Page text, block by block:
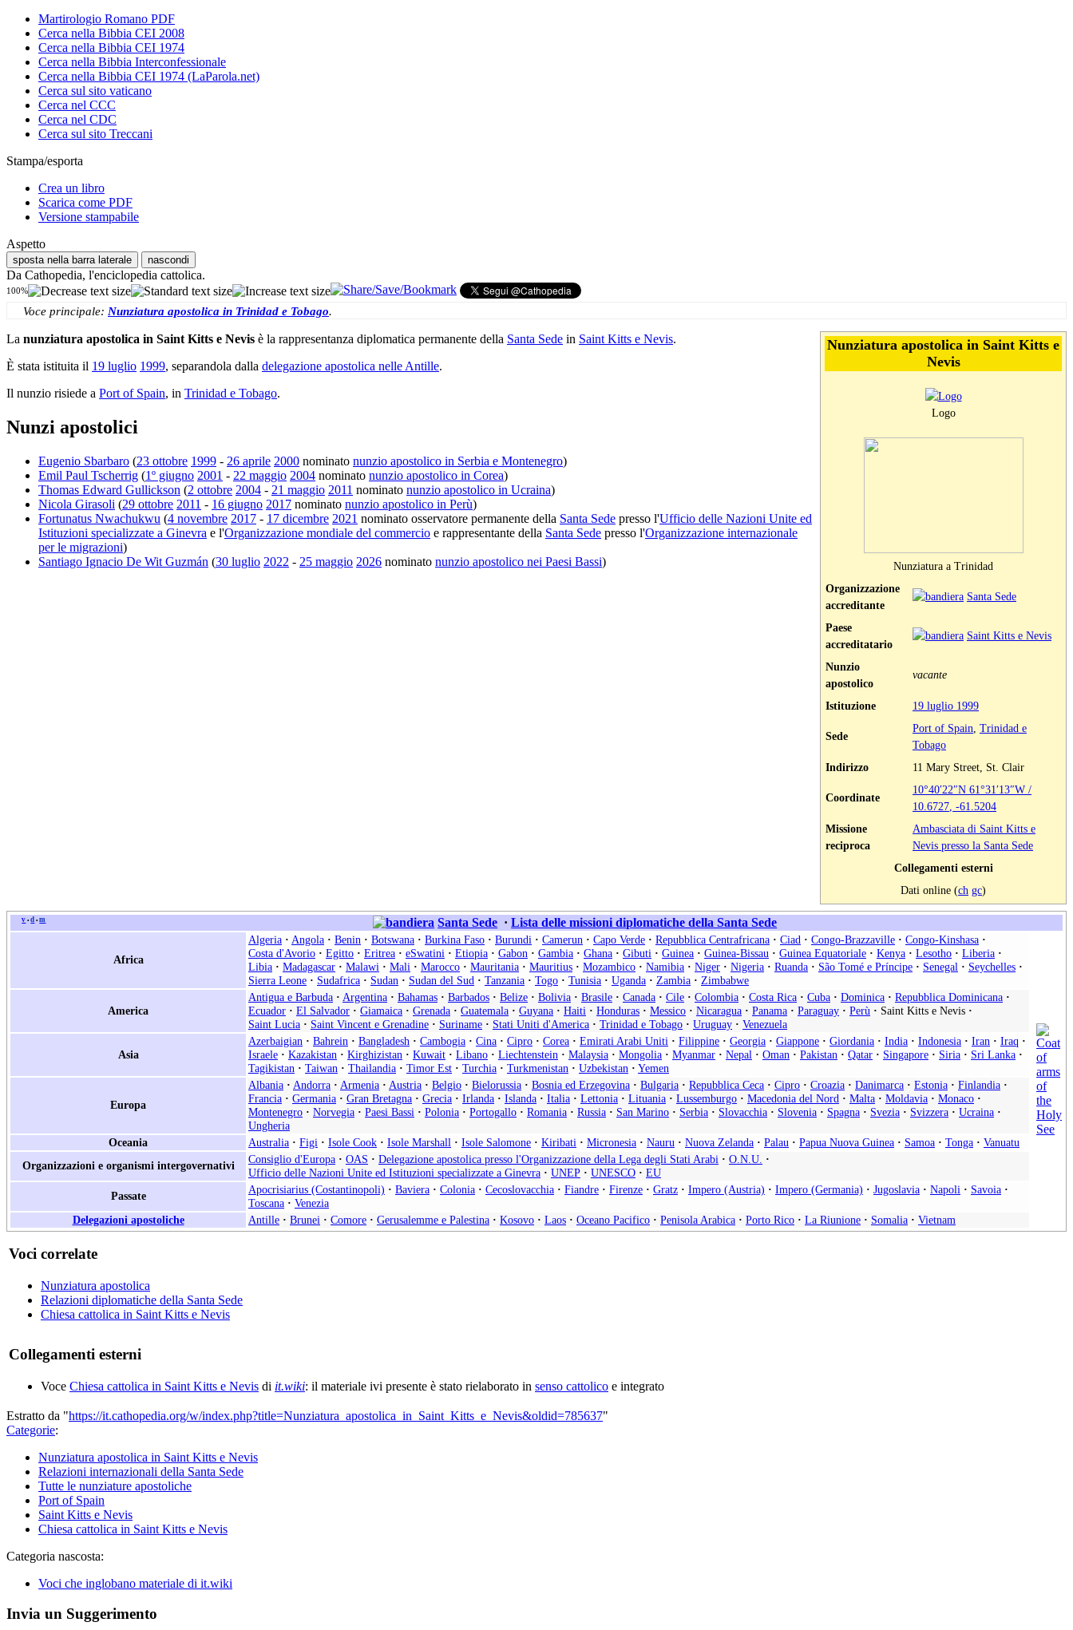
Martirologio Romano PDF
Cerca nella Bibbia CEI 2008
Cerca nella Bibbia CEI 1974
Cerca nella Bibbia Interconfessionale
Cerca nella Bibbia CEI 1974 (LaParola.net)
Cerca sul sito vaticano
Cerca nel CCC
Cerca nel CDC
Cerca sul sito Treccani
Stampa/esporta
Crea un libro
Scarica come PDF
Versione stampabile
Aspetto
sposta nella barra laterale nascondi
Da Cathopedia, l'enciclopedia cattolica.
100%
Voce principale: Nunziatura apostolica in Trinidad e Tobago.
Nunziatura apostolica in Saint Kitts e
Nevis
Logo
Nunziatura a Trinidad
Organizzazione
accreditante
Santa Sede
Paese
accreditatario
Saint Kitts e Nevis
Nunzio
apostolico
vacante
Istituzione 19 luglio 1999
Sede
Port of Spain, Trinidad e
Tobago
Indirizzo
11 Mary Street, St. Clair
Coordinate
10°40′22″N 61°31′13″W /
10.6727, -61.5204
Missione
reciproca
Ambasciata di Saint Kitts e
Nevis presso la Santa Sede
Collegamenti esterni
Dati online (ch gc)
La nunziatura apostolica in Saint Kitts e Nevis è la rappresentanza diplomatica permanente della Santa Sede in Saint Kitts e Nevis.
È stata istituita il 19 luglio 1999, separandola dalla delegazione apostolica nelle Antille.
Il nunzio risiede a Port of Spain, in Trinidad e Tobago.
Nunzi apostolici
Eugenio Sbarbaro (23 ottobre 1999 - 26 aprile 2000 nominato nunzio apostolico in Serbia e Montenegro)
Emil Paul Tscherrig (1º giugno 2001 - 22 maggio 2004 nominato nunzio apostolico in Corea)
Thomas Edward Gullickson (2 ottobre 2004 - 21 maggio 2011 nominato nunzio apostolico in Ucraina)
Nicola Girasoli (29 ottobre 2011 - 16 giugno 2017 nominato nunzio apostolico in Perù)
Fortunatus Nwachukwu (4 novembre 2017 - 17 dicembre 2021 nominato osservatore permanente della Santa Sede presso l'Ufficio delle Nazioni Unite ed
Istituzioni specializzate a Ginevra e l'Organizzazione mondiale del commercio e rappresentante della Santa Sede presso l'Organizzazione internazionale
per le migrazioni)
Santiago Ignacio De Wit Guzmán (30 luglio 2022 - 25 maggio 2026 nominato nunzio apostolico nei Paesi Bassi)
v • d • m Santa Sede · Lista delle missioni diplomatiche della Santa Sede
Africa
Algeria · Angola · Benin · Botswana · Burkina Faso · Burundi · Camerun · Capo Verde · Repubblica Centrafricana · Ciad · Congo-Brazzaville · Congo-Kinshasa ·
Costa d'Avorio · Egitto · Eritrea · eSwatini · Etiopia · Gabon · Gambia · Ghana · Gibuti · Guinea · Guinea-Bissau · Guinea Equatoriale · Kenya · Lesotho · Liberia ·
Libia · Madagascar · Malawi · Mali · Marocco · Mauritania · Mauritius · Mozambico · Namibia · Niger · Nigeria · Ruanda · São Tomé e Príncipe · Senegal · Seychelles ·
Sierra Leone · Sudafrica · Sudan · Sudan del Sud · Tanzania · Togo · Tunisia · Uganda · Zambia · Zimbabwe
America
Antigua e Barbuda · Argentina · Bahamas · Barbados · Belize · Bolivia · Brasile · Canada · Cile · Colombia · Costa Rica · Cuba · Dominica · Repubblica Dominicana ·
Ecuador · El Salvador · Giamaica · Grenada · Guatemala · Guyana · Haiti · Honduras · Messico · Nicaragua · Panama · Paraguay · Perù · Saint Kitts e Nevis ·
Saint Lucia · Saint Vincent e Grenadine · Suriname · Stati Uniti d'America · Trinidad e Tobago · Uruguay · Venezuela
Asia
Azerbaigian · Bahrein · Bangladesh · Cambogia · Cina · Cipro · Corea · Emirati Arabi Uniti · Filippine · Georgia · Giappone · Giordania · India · Indonesia · Iran · Iraq ·
Israele · Kazakistan · Kirghizistan · Kuwait · Libano · Liechtenstein · Malaysia · Mongolia · Myanmar · Nepal · Oman · Pakistan · Qatar · Singapore · Siria · Sri Lanka ·
Tagikistan · Taiwan · Thailandia · Timor Est · Turchia · Turkmenistan · Uzbekistan · Yemen
Europa
Albania · Andorra · Armenia · Austria · Belgio · Bielorussia · Bosnia ed Erzegovina · Bulgaria · Repubblica Ceca · Cipro · Croazia · Danimarca · Estonia · Finlandia ·
Francia · Germania · Gran Bretagna · Grecia · Irlanda · Islanda · Italia · Lettonia · Lituania · Lussemburgo · Macedonia del Nord · Malta · Moldavia · Monaco ·
Montenegro · Norvegia · Paesi Bassi · Polonia · Portogallo · Romania · Russia · San Marino · Serbia · Slovacchia · Slovenia · Spagna · Svezia · Svizzera · Ucraina ·
Ungheria
Oceania
Australia · Figi · Isole Cook · Isole Marshall · Isole Salomone · Kiribati · Micronesia · Nauru · Nuova Zelanda · Palau · Papua Nuova Guinea · Samoa · Tonga · Vanuatu
Organizzazioni e organismi intergovernativi
Consiglio d'Europa · OAS · Delegazione apostolica presso l'Organizzazione della Lega degli Stati Arabi · O.N.U. ·
Ufficio delle Nazioni Unite ed Istituzioni specializzate a Ginevra · UNEP · UNESCO · EU
Passate
Apocrisiarius (Costantinopoli) · Baviera · Colonia · Cecoslovacchia · Fiandre · Firenze · Gratz · Impero (Austria) · Impero (Germania) · Jugoslavia · Napoli · Savoia ·
Toscana · Venezia
Delegazioni apostoliche
Antille · Brunei · Comore · Gerusalemme e Palestina · Kosovo · Laos · Oceano Pacifico · Penisola Arabica · Porto Rico · La Riunione · Somalia · Vietnam
Voci correlate
Nunziatura apostolica
Relazioni diplomatiche della Santa Sede
Chiesa cattolica in Saint Kitts e Nevis
Collegamenti esterni
Voce Chiesa cattolica in Saint Kitts e Nevis di it.wiki: il materiale ivi presente è stato rielaborato in senso cattolico e integrato
Estratto da "https://it.cathopedia.org/w/index.php?title=Nunziatura_apostolica_in_Saint_Kitts_e_Nevis&oldid=785637"
Categorie:
Nunziatura apostolica in Saint Kitts e Nevis
Relazioni internazionali della Santa Sede
Tutte le nunziature apostoliche
Port of Spain
Saint Kitts e Nevis
Chiesa cattolica in Saint Kitts e Nevis
Categoria nascosta:
Voci che inglobano materiale di it.wiki
Invia un Suggerimento